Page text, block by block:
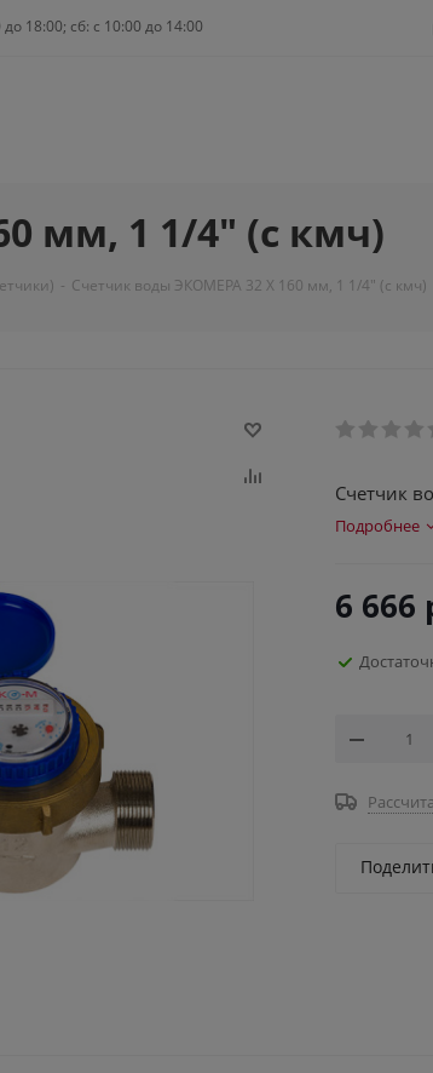
18:00; сб: с 10:00 до 14:00
мм, 1 1/4" (с кмч)
- Счетчик воды ЭКОМЕРА 32 Х 160 мм, 1 1/4" (с кмч)
Счетчик
Подробнее
6 666